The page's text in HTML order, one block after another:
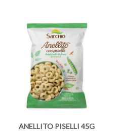
ANELLITO PISELLI 45G